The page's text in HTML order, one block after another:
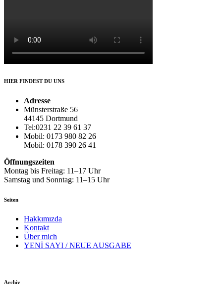
HIER FINDEST DU UNS
Adresse
Münsterstraße 56
44145 Dortmund
Tel:0231 22 39 61 37
Mobil: 0173 980 82 26
Mobil: 0178 390 26 41
Öffnungszeiten
Montag bis Freitag: 11–17 Uhr
Samstag und Sonntag: 11–15 Uhr
Seiten
Hakkımızda
Kontakt
Über mich
YENİ SAYI / NEUE AUSGABE
Archiv